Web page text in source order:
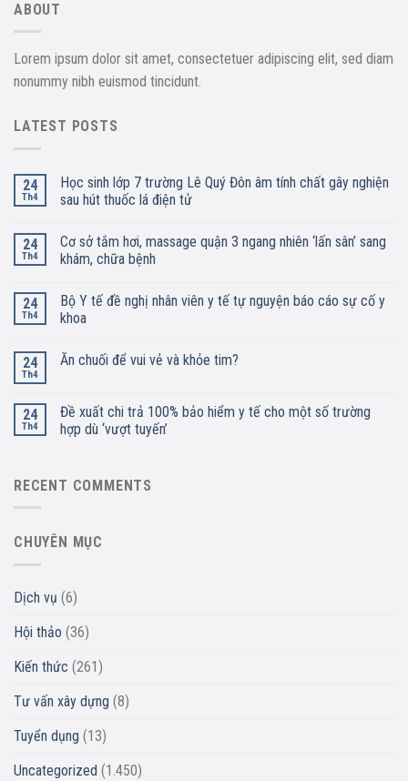
ABOUT
Lorem ipsum dolor sit amet, consectetuer adipiscing elit, sed diam
nonummy nibh euismod tincidunt.
LATEST POSTS
24
Th4
Học sinh lớp 7 trường Lê Quý Đôn âm tính chất gây nghiện
sau hút thuốc lá điện tử
24
Th4
Cơ sở tắm hơi, massage quận 3 ngang nhiên ‘lấn sân’ sang
khám, chữa bệnh
24
Th4
Bộ Y tế đề nghị nhân viên y tế tự nguyện báo cáo sự cố y
khoa
24
Th4
Ăn chuối để vui vẻ và khỏe tim?
24
Th4
Đề xuất chi trả 100% bảo hiểm y tế cho một số trường
hợp dù ‘vượt tuyến’
RECENT COMMENTS
CHUYÊN MỤC
Dịch vụ (6)
Hội thảo (36)
Kiến thức (261)
Tư vấn xây dựng (8)
Tuyển dụng (13)
Uncategorized (1.450)